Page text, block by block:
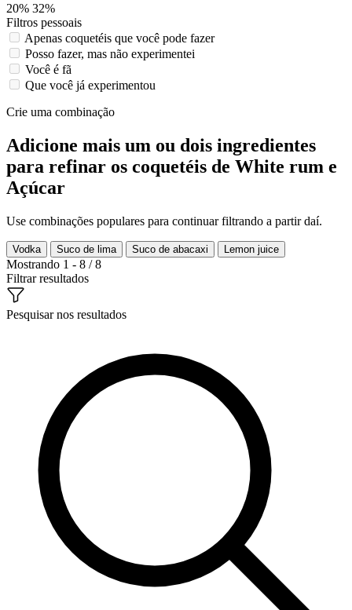
20% 32%
Filtros pessoais
Apenas coquetéis que você pode fazer
Posso fazer, mas não experimentei
Você é fã
Que você já experimentou
Crie uma combinação
Adicione mais um ou dois ingredientes
para refinar os coquetéis de White rum e
Açúcar
Use combinações populares para continuar filtrando a partir daí.
Vodka Suco de lima Suco de abacaxi Lemon juice
Mostrando 1 - 8 / 8
Filtrar resultados
Pesquisar nos resultados